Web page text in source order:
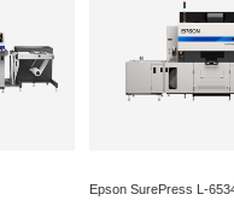
Epson SurePress L-